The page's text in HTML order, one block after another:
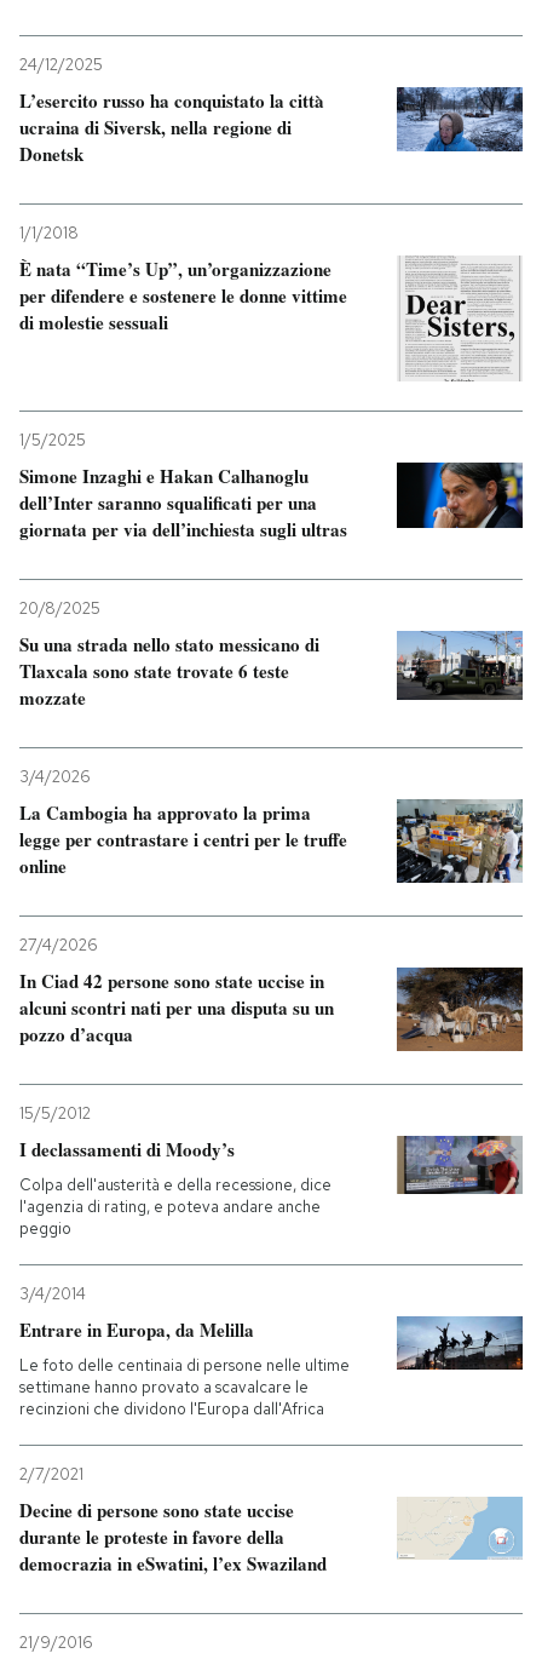
24/12/2025
L’esercito russo ha conquistato la città
ucraina di Siversk, nella regione di
Donetsk
1/1/2018
È nata “Time’s Up”, un’organizzazione
per difendere e sostenere le donne vittime
di molestie sessuali
1/5/2025
Simone Inzaghi e Hakan Calhanoglu
dell’Inter saranno squalificati per una
giornata per via dell’inchiesta sugli ultras
20/8/2025
Su una strada nello stato messicano di
Tlaxcala sono state trovate 6 teste
mozzate
3/4/2026
La Cambogia ha approvato la prima
legge per contrastare i centri per le truffe
online
27/4/2026
In Ciad 42 persone sono state uccise in
alcuni scontri nati per una disputa su un
pozzo d’acqua
15/5/2012
I declassamenti di Moody’s
Colpa dell'austerità e della recessione, dice
l'agenzia di rating, e poteva andare anche
peggio
3/4/2014
Entrare in Europa, da Melilla
Le foto delle centinaia di persone nelle ultime
settimane hanno provato a scavalcare le
recinzioni che dividono l'Europa dall'Africa
2/7/2021
Decine di persone sono state uccise
durante le proteste in favore della
democrazia in eSwatini, l’ex Swaziland
21/9/2016